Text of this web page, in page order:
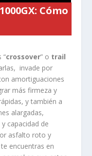
Cómo
“crossover” o trail
invade por
amortiguaciones
más firmeza y
y también a
alargadas,
capacidad de
asfalto roto y
encuentras en